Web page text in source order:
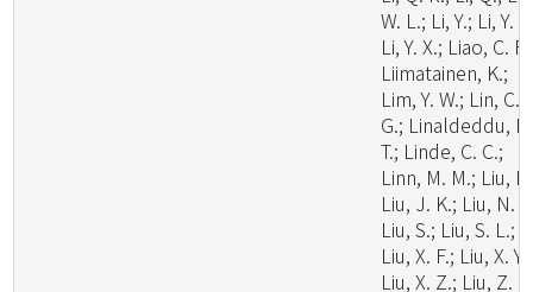
W. L.; Li, Y.; Li, Y.
Li, Y. X.; Liao, C. F.;
Liimatainen, K.;
Lim, Y. W.; Lin, C.
G.; Linaldeddu, B.
T.; Linde, C. C.;
Linn, M. M.; Liu,
Liu, J. K.; Liu, N.
Liu, S.; Liu, S. L.;
Liu, X. F.; Liu, X. Y.;
Liu, X. Z.; Liu, Z.